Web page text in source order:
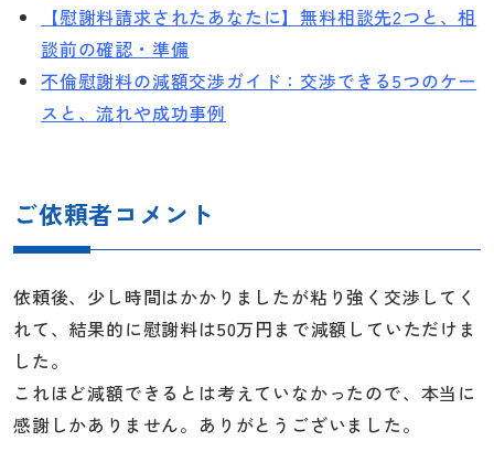
【慰謝料請求されたあなたに】無料相談先2つと、相
談前の確認・準備
不倫慰謝料の減額交渉ガイド：交渉できる5つのケー
スと、流れや成功事例
ご依頼者コメント
依頼後、少し時間はかかりましたが粘り強く交渉してく
れて、結果的に慰謝料は50万円まで減額していただけま
した。
これほど減額できるとは考えていなかったので、本当に
感謝しかありません。ありがとうございました。